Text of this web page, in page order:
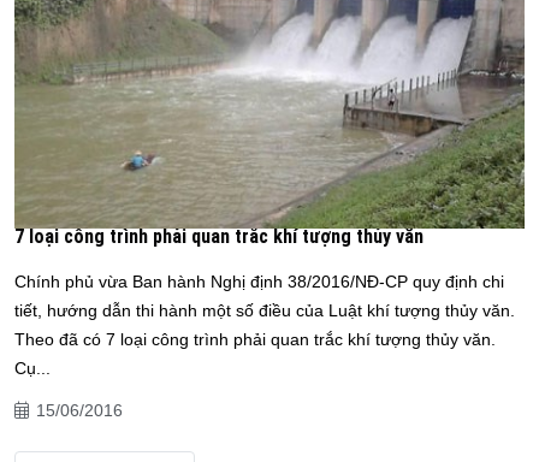
7 loại công trình phải quan trắc khí tượng thủy văn
Chính phủ vừa Ban hành Nghị định 38/2016/NĐ-CP quy định chi
tiết, hướng dẫn thi hành một số điều của Luật khí tượng thủy văn.
Theo đã có 7 loại công trình phải quan trắc khí tượng thủy văn.
Cụ...
15/06/2016